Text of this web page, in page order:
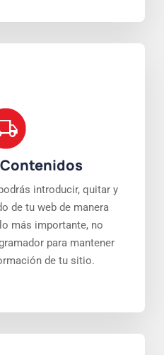
introducir, quitar y
de tu web de manera
más importante, no
para mantener
de tu sitio.